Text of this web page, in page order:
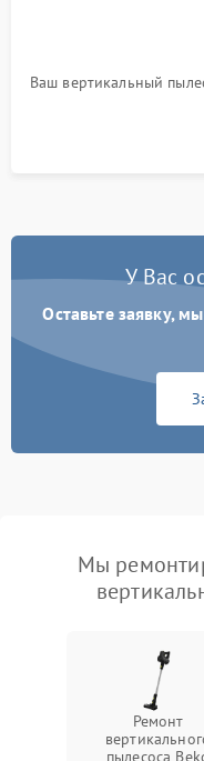
Ваш вертикальный
У Вас
Оставьте заявку,
Мы
Ремонт
пылесоса